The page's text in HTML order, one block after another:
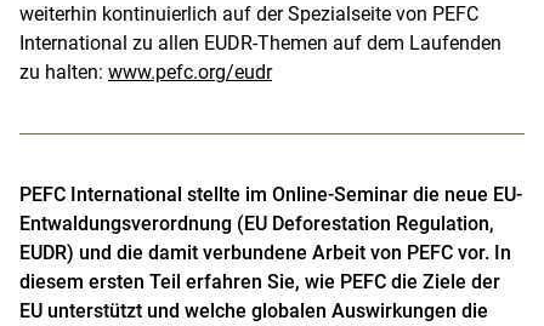
weiterhin kontinuierlich auf der Spezialseite von PEFC
International zu allen EUDR-Themen auf dem Laufenden
zu halten: www.pefc.org/eudr
PEFC International stellte im Online-Seminar die neue EU-
Entwaldungsverordnung (EU Deforestation Regulation,
EUDR) und die damit verbundene Arbeit von PEFC vor. In
diesem ersten Teil erfahren Sie, wie PEFC die Ziele der
EU unterstützt und welche globalen Auswirkungen die